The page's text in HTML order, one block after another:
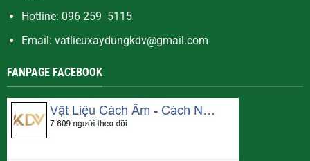
Hotline: 096 259 5115
Email: vatlieuxaydungkdv@gmail.com
FANPAGE FACEBOOK